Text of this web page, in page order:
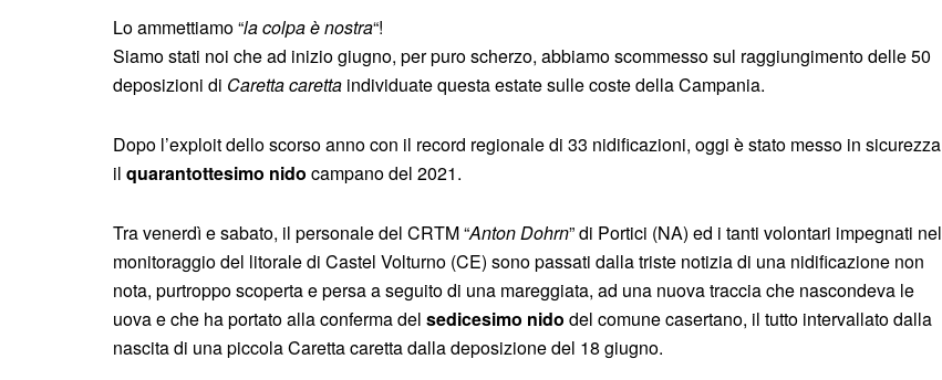
Lo ammettiamo “la colpa è nostra“!
Siamo stati noi che ad inizio giugno, per puro scherzo, abbiamo scommesso sul raggiungimento delle 50
deposizioni di Caretta caretta individuate questa estate sulle coste della Campania.
Dopo l’exploit dello scorso anno con il record regionale di 33 nidificazioni, oggi è stato messo in sicurezza
il quarantottesimo nido campano del 2021.
Tra venerdì e sabato, il personale del CRTM “Anton Dohrn” di Portici (NA) ed i tanti volontari impegnati nel
monitoraggio del litorale di Castel Volturno (CE) sono passati dalla triste notizia di una nidificazione non
nota, purtroppo scoperta e persa a seguito di una mareggiata, ad una nuova traccia che nascondeva le
uova e che ha portato alla conferma del sedicesimo nido del comune casertano, il tutto intervallato dalla
nascita di una piccola Caretta caretta dalla deposizione del 18 giugno.